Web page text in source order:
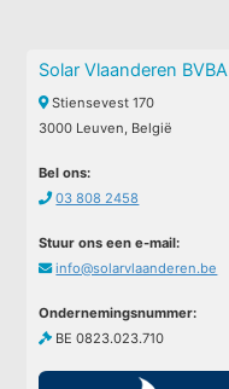
Solar Vlaanderen BVBA
Stiensevest 170
3000 Leuven, België
Bel ons:
03 808 2458
Stuur ons een e-mail:
info@solarvlaanderen.be
Ondernemingsnummer:
BE 0823.023.710